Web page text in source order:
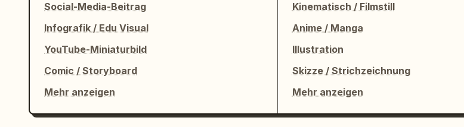
Social-Media-Beitrag
Infografik / Edu Visual
YouTube-Miniaturbild
Comic / Storyboard
Mehr anzeigen
Kinematisch / Filmstill
Anime / Manga
Illustration
Skizze / Strichzeichnung
Mehr anzeigen